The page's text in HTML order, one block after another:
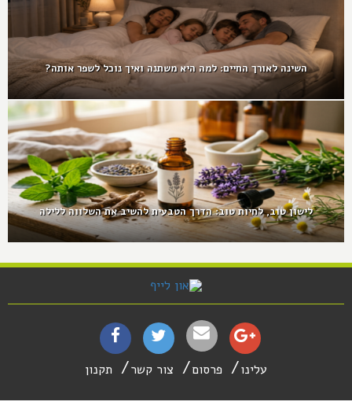
השינה לאורך החיים: למה היא משתנה ואיך נוכל לשפר אותה?
לישון טוב, לחיות טוב: הדרך הטבעית להשיב את השלווה ללילה
עלינו פרסום צור קשר תקנון